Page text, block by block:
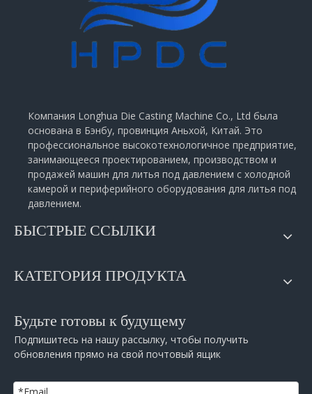
Компания Longhua Die Casting Machine Co., Ltd была
основана в Бэнбу, провинция Аньхой, Китай. Это
профессиональное высокотехнологичное предприятие,
занимающееся проектированием, производством и
продажей машин для литья под давлением с холодной
камерой и периферийного оборудования для литья под
давлением.
БЫСТРЫЕ ССЫЛКИ
КАТЕГОРИЯ ПРОДУКТА
Будьте готовы к будущему
Подпишитесь на нашу рассылку, чтобы получить
обновления прямо на свой почтовый ящик